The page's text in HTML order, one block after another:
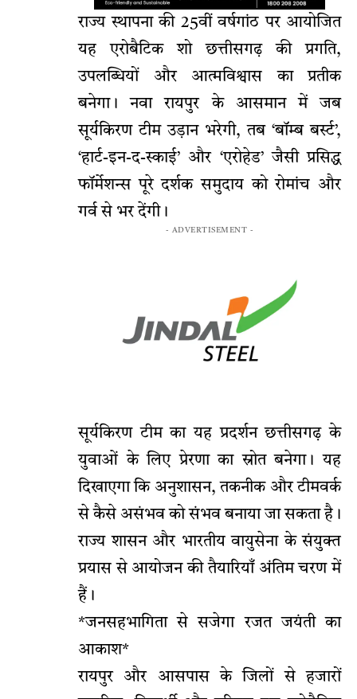
राज्य स्थापना की 25वीं वर्षगांठ पर आयोजित
यह एरोबैटिक शो छत्तीसगढ़ की प्रगति,
उपलब्धियों और आत्मविश्वास का प्रतीक
बनेगा। नवा रायपुर के आसमान में जब
सूर्यकिरण टीम उड़ान भरेगी, तब ‘बॉम्ब बर्स्ट’,
‘हार्ट-इन-द-स्काई’ और ‘एरोहेड’ जैसी प्रसिद्ध
फॉर्मेशन्स पूरे दर्शक समुदाय को रोमांच और
गर्व से भर देंगी।
- ADVERTISEMENT -
सूर्यकिरण टीम का यह प्रदर्शन छत्तीसगढ़ के
युवाओं के लिए प्रेरणा का स्रोत बनेगा। यह
दिखाएगा कि अनुशासन, तकनीक और टीमवर्क
से कैसे असंभव को संभव बनाया जा सकता है।
राज्य शासन और भारतीय वायुसेना के संयुक्त
प्रयास से आयोजन की तैयारियाँ अंतिम चरण में
हैं।
*जनसहभागिता से सजेगा रजत जयंती का
आकाश*
रायपुर और आसपास के जिलों से हजारों